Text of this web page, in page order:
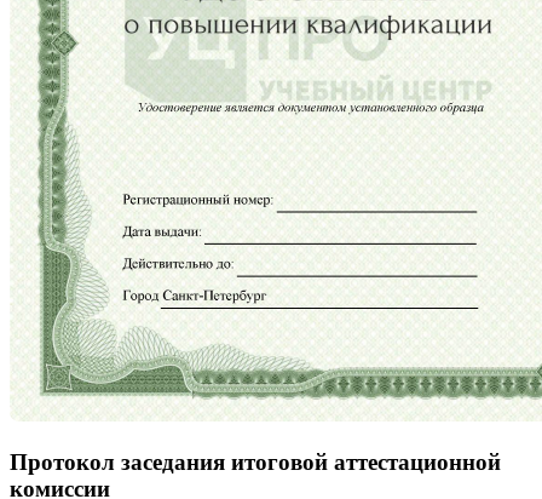
Протокол заседания итоговой аттестационной
комиссии